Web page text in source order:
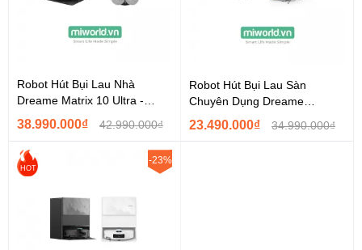
Robot Hút Bụi Lau Nhà
Dreame Matrix 10 Ultra -
Hàng Chính Hãng
38.990.000₫ 42.990.000₫
Robot Hút Bụi Lau Sàn
Chuyên Dụng Dreame
Aqua10 Roller
23.490.000₫ 34.990.000₫
HOT
-23%